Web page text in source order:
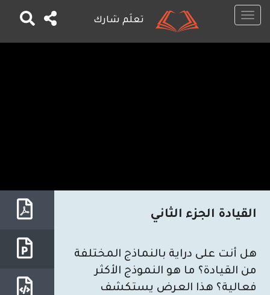
تجاوز
تعلَم شارك
Toggle
القيادة الجزء الثاني
هل أنت على دراية بالنماذج المختلفة
من القيادة؟ ما هو النموذج الأكثر
فعالية؟ هذا العرض يستكشف